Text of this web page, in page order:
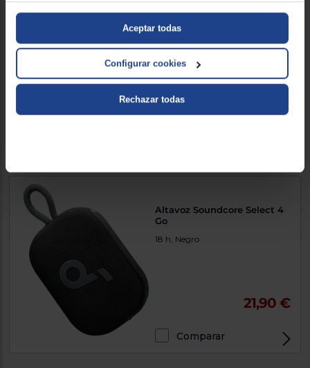
Aceptar todas
Configurar cookies
Rechazar todas
Altavoz Equip MINI SPEAKER
LIFE 245331
Negro
17,90 €
Altavoz Soundcore Select 4
Go
18 h, Negro
21,90 €
Comparar